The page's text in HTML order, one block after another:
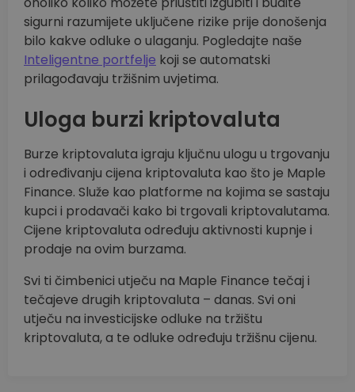
sigurni razumijete uključene rizike prije donošenja
bilo kakve odluke o ulaganju. Pogledajte naše
Inteligentne portfelje koji se automatski
prilagođavaju tržišnim uvjetima.
Uloga burzi kriptovaluta
Burze kriptovaluta igraju ključnu ulogu u trgovanju
i određivanju cijena kriptovaluta kao što je Maple
Finance. Služe kao platforme na kojima se sastaju
kupci i prodavači kako bi trgovali kriptovalutama.
Cijene kriptovaluta određuju aktivnosti kupnje i
prodaje na ovim burzama.
Svi ti čimbenici utječu na Maple Finance tečaj i
tečajeve drugih kriptovaluta – danas. Svi oni
utječu na investicijske odluke na tržištu
kriptovaluta, a te odluke određuju tržišnu cijenu.